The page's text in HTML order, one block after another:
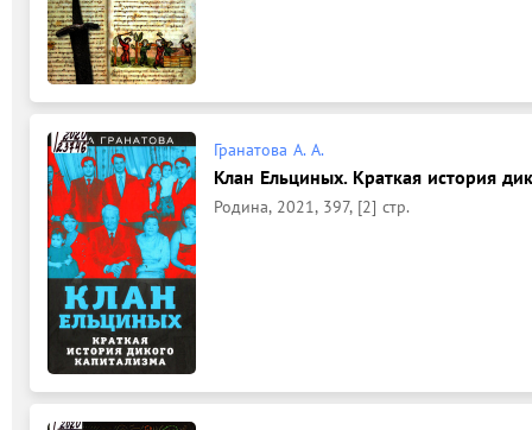
Гранатова А. А.
Клан Ельциных. Краткая история
Родина, 2021, 397, [2] стр.